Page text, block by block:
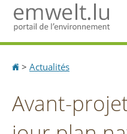
Accueil
> Actualités
Avant-